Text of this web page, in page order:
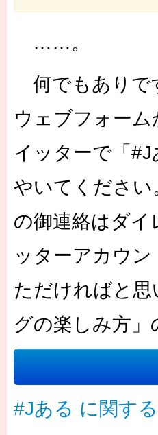
……。
何でもありで
ウェブフォー
イッターで「
やいてください
の御連絡はダ
ッターアカウン
ただければと
グの楽しみ方
#Jある に関す